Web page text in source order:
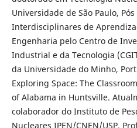
Universidade de São Paulo,
Interdisciplinares de
Engenharia pelo Centro de
Industrial e da Tecnologia
da Universidade do Minho,
Exploring Space: The
of Alabama in Huntsville.
colaborador do Instituto de
Nucleares IPEN/CNEN/USP,